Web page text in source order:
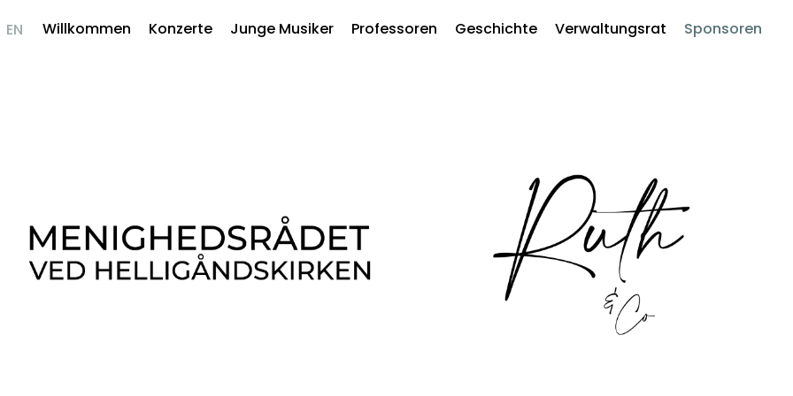
EN Willkommen Konzerte Junge Musiker Professoren Geschichte Verwaltungsrat Sponsoren